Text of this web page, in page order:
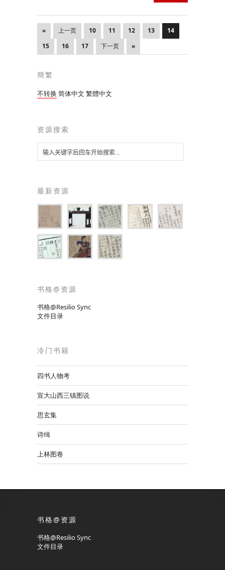
« 上一页 10 11 12 13
14
15
16 17 下一页 »
簡繁
不转换 简体中文 繁體中文
资源搜索
最新资源
书格@资源
书格@Resilio Sync
文件目录
冷门书籍
四书人物考
宣大山西三镇图说
思玄集
诗缉
上林图卷
书格@资源
书格@Resilio Sync
文件目录